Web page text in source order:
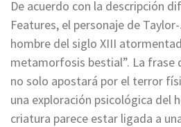
De acuerdo con la descripción
Features, el personaje de
hombre del siglo XIII
metamorfosis bestial”. La frase
no solo apostará por el terror
una exploración psicológica del
criatura parece estar ligada a